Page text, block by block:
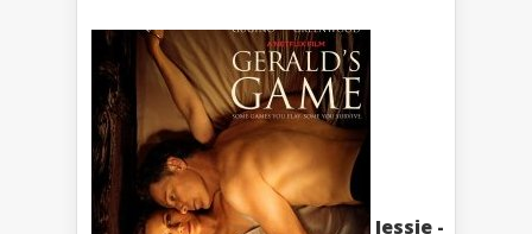
Jessie -